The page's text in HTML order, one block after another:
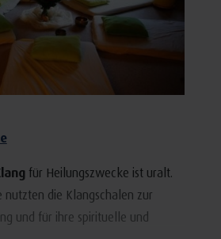
für Heilungszwecke ist uralt.
nutzten die Klangschalen zur
und für ihre spirituelle und